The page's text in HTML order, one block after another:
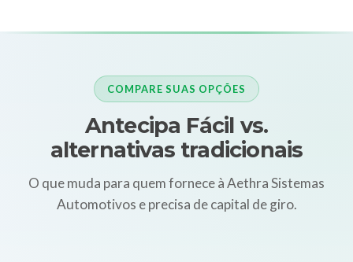
COMPARE SUAS OPÇÕES
Antecipa Fácil vs.
alternativas tradicionais
O que muda para quem fornece à Aethra Sistemas
Automotivos e precisa de capital de giro.